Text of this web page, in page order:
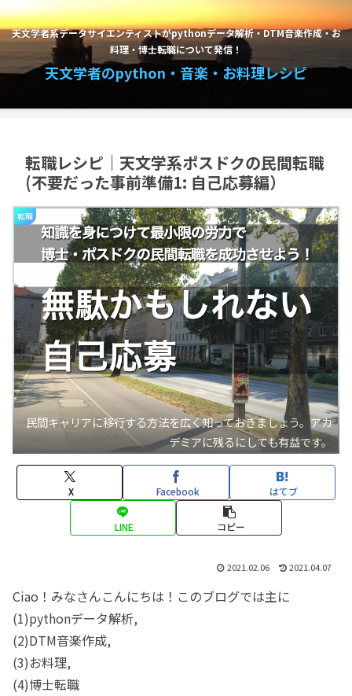
天文学者系データサイエンティストがpythonデータ解析・DTM音楽作成・お
料理・博士転職について発信！
天文学者のpython・音楽・お料理レシピ
転職レシピ｜天文学系ポスドクの民間転職
(不要だった事前準備1: 自己応募編）
転職
民間キャリアに移行する方法を広く知っておきましょう。アカ
デミアに残るにしても有益です。
X Facebook はてブ
LINE コピー
2021.02.06 2021.04.07
Ciao！みなさんこんにちは！このブログでは主に
(1)pythonデータ解析,
(2)DTM音楽作成,
(3)お料理,
(4)博士転職